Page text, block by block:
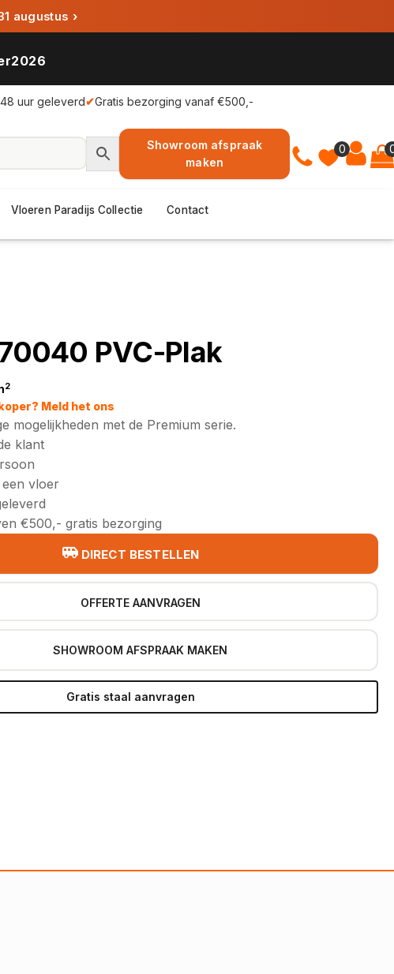
augustus ›
uur geleverd✔Gratis bezorging vanaf €500,-
0
Showroom afspraak
maken
Vloeren Paradijs Collectie Contact
PVC-Plak
2
Meld het ons
mogelijkheden met de Premium serie.
klant
vloer
€500,- gratis bezorging
DIRECT BESTELLEN
OFFERTE AANVRAGEN
SHOWROOM AFSPRAAK MAKEN
Gratis staal aanvragen